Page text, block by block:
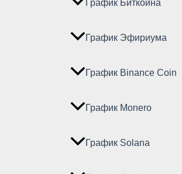
График Биткойна
График Эфириума
График Binance Coin
График Monero
График Solana